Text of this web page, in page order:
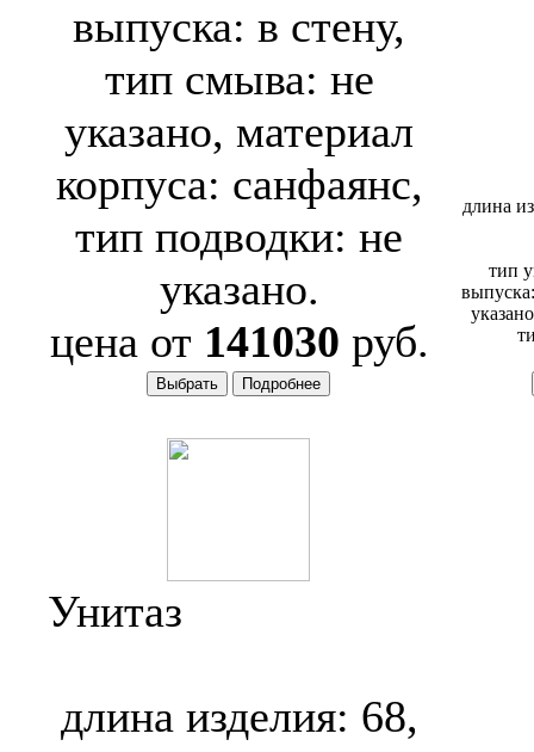
выпуска: в стену,
тип смыва: не
указано, материал
корпуса: санфаянс,
тип подводки: не
указано.
цена от 141030 руб.
длина
тип
Унитаз
длина изделия: 68,